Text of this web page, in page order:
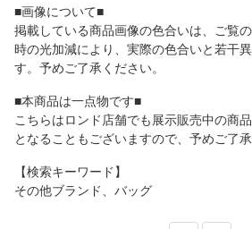
■画像について■
掲載している商品画像の色合いは、ご覧
時の光加減により、実際の色合いと若干
す。予めご了承ください。
■本商品は一点物です■
こちらはロンド店舗でも展示販売中の商
となることもございますので、予めご了承
【検索キーワード】
その他ブランド、バッグ